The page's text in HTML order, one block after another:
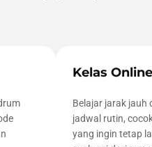
Kelas Online
Belajar jarak jauh
jadwal rutin,
yang ingin tetap